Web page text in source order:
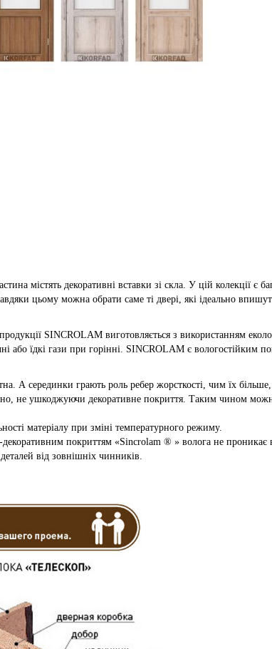
містять декоративні вставки зі скла. У цій колекції є
цьому можна обрати саме ті двері, які ідеально
SINCROLAM виготовляється з використанням
або їдкі гази при горінні. SINCROLAM є вологостійким
А серединки грають роль ребер жорсткості, чим їх
не ушкоджуючи декоративне покриття. Таким чином
матеріалу при зміні температурного режиму.
покриттям «Sincrolam ® » волога не проникає
від зовнішніх чинників.